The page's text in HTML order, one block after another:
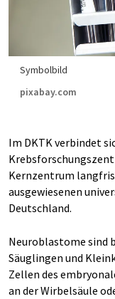
Symbolbild
pixabay.com
Im DKTK verbindet
Kernzentrum
ausgewiesenen
Deutschland.
Neuroblastome sind
Säuglingen und
Zellen des
an der Wirbelsäule